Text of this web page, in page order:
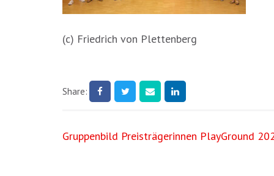
(c) Friedrich von Plettenberg
Share:
Beitragsnavigation
Gruppenbild Preisträgerinnen PlayGround